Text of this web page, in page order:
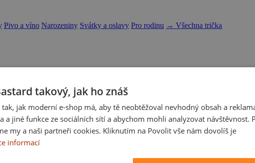
Pivo a víno Narozeniny Svátky a oslavy Pro rodinu → Všechna trička
takový, jak ho znáš
jak moderní e-shop má, aby tě neobtěžoval nevhodný obsah a
a jiné funkce ze sociálních sítí a abychom mohli analyzovat návštěvnost.
my a naši partneři cookies. Kliknutím na Povolit vše nám dovolíš je
informací